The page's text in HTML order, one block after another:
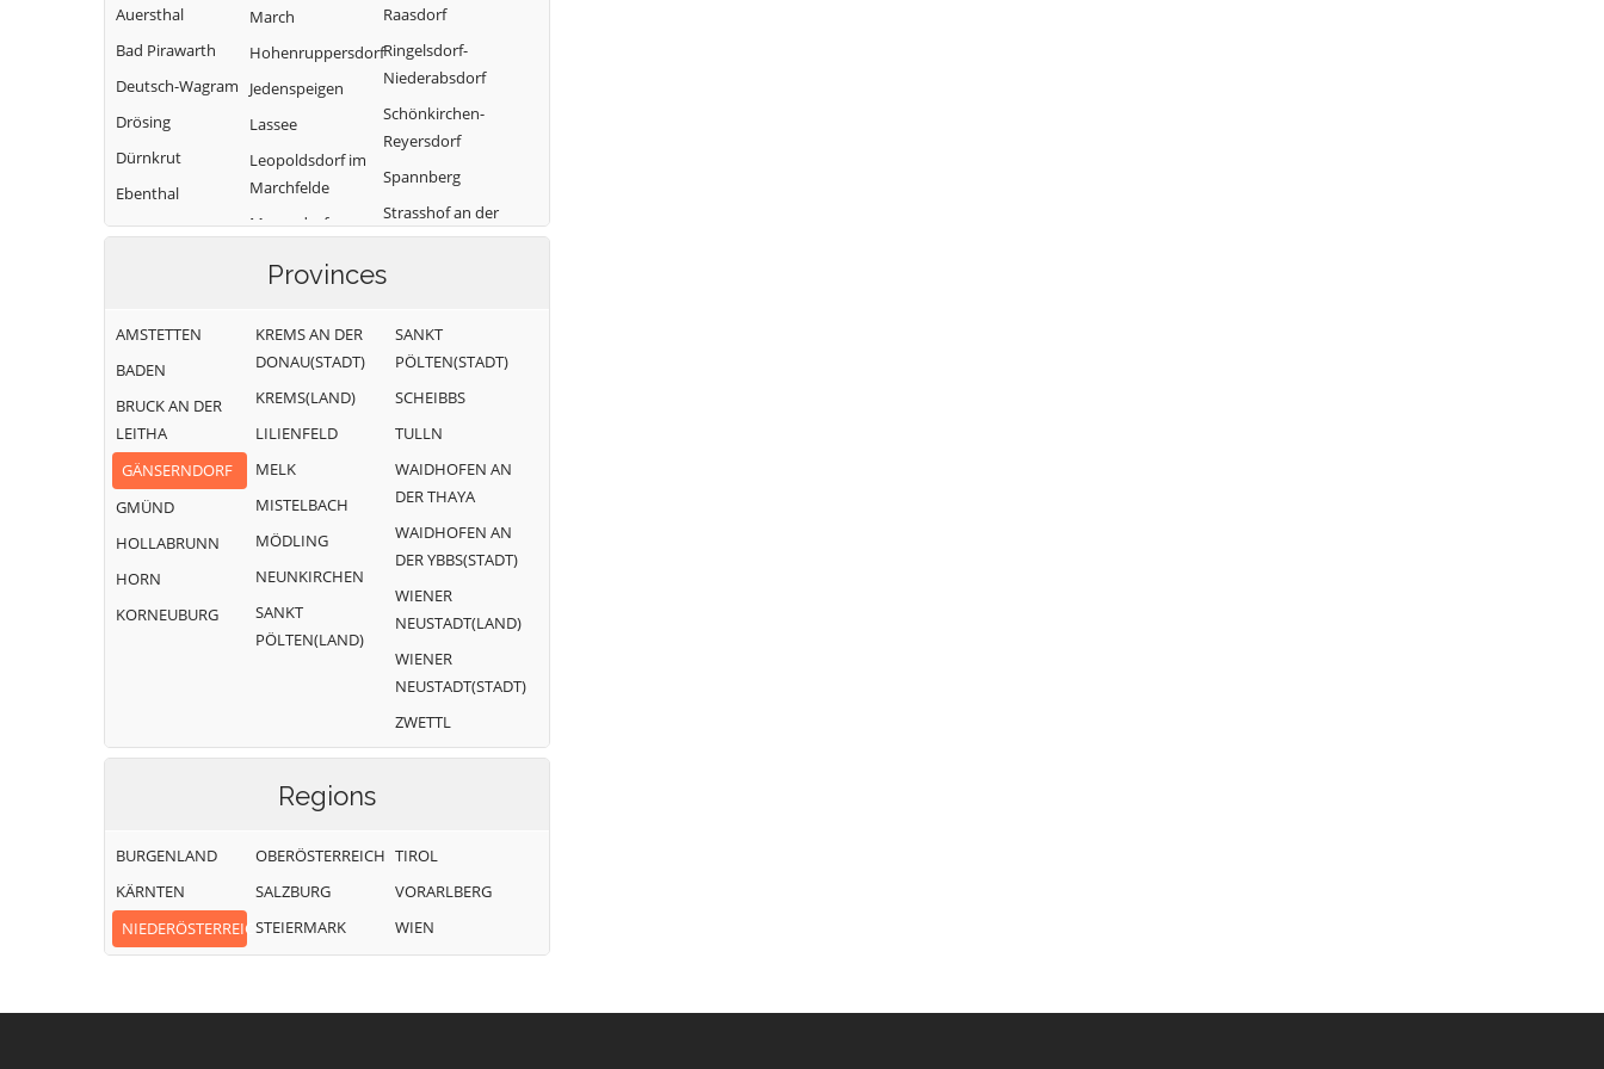
Auersthal
Bad Pirawarth
Deutsch-Wagram
Drösing
Dürnkrut
Ebenthal
Eckartsau
Glinzendorf
Groß-Enzersdorf
Groß-
Schweinbarth
March
Hohenruppersdorf
Jedenspeigen
Lassee
Leopoldsdorf im
Marchfelde
Mannsdorf an
Marchegg
Matzen-
Donau
Raasdorf
Ringelsdorf-
Niederabsdorf
Schönkirchen-
Reyersdorf
Spannberg
Strasshof an der
Nordbahn
Sulz im
Untersiebenbrunn
Velm-Götzendorf
Weiden an der
March
Weikendorf
Zistersdorf
Provinces
AMSTETTEN
BADEN
BRUCK AN DER
LEITHA
GÄNSERNDORF
GMÜND
HOLLABRUNN
HORN
KORNEUBURG
KREMS AN DER
DONAU(STADT)
KREMS(LAND)
LILIENFELD
MELK
MISTELBACH
MÖDLING
NEUNKIRCHEN
SANKT
PÖLTEN(LAND)
SANKT
PÖLTEN(STADT)
SCHEIBBS
TULLN
WAIDHOFEN AN
DER THAYA
WAIDHOFEN AN
DER YBBS(STADT)
WIENER
NEUSTADT(LAND)
WIENER
NEUSTADT(STADT)
ZWETTL
Regions
BURGENLAND
KÄRNTEN
NIEDERÖSTERREICH
OBERÖSTERREICH
SALZBURG
STEIERMARK
TIROL
VORARLBERG
WIEN